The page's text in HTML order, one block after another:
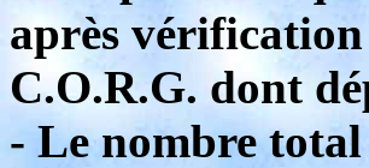
après
C.O.R.G. dont
- Le nombre